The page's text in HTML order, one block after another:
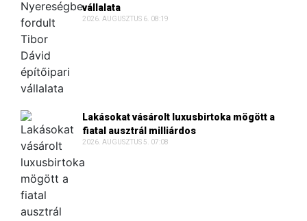
vállalata
2026. AUGUSZTUS 6. 08:19
Lakásokat vásárolt luxusbirtoka mögött a
fiatal ausztrál milliárdos
2026. AUGUSZTUS 5. 07:08